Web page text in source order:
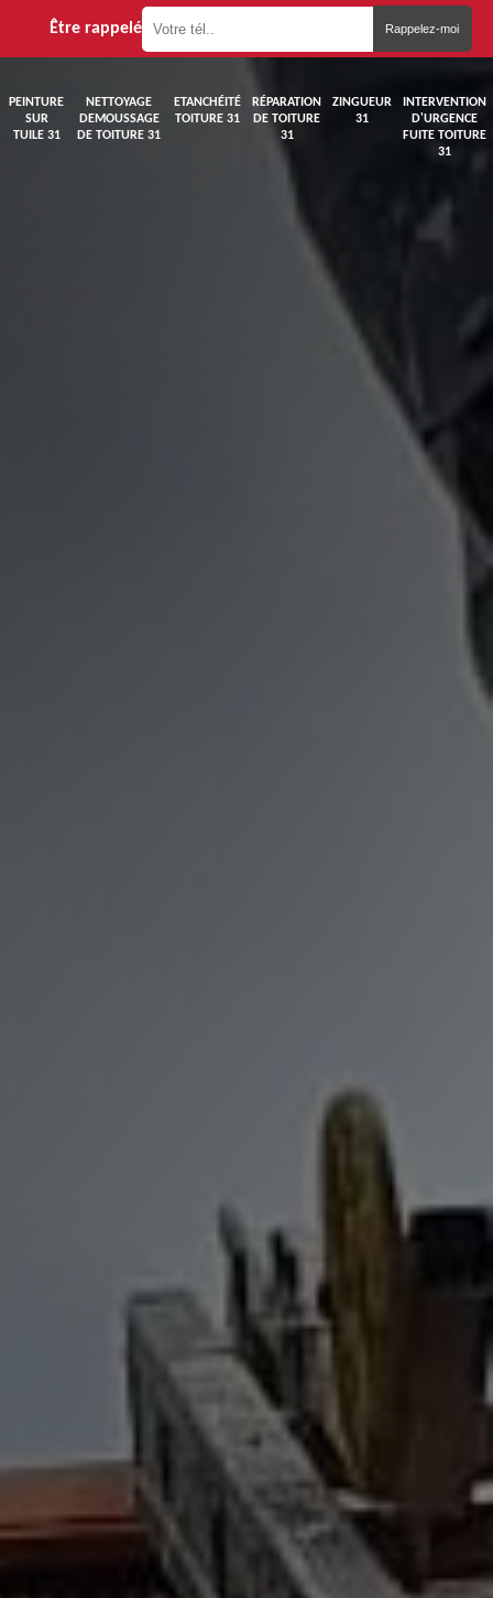
Être rappelé
PEINTURE
SUR
TUILE 31
NETTOYAGE
DEMOUSSAGE
DE TOITURE 31
ETANCHÉITÉ
TOITURE 31
RÉPARATION
DE TOITURE
31
ZINGUEUR
31
INTERVENTION
D'URGENCE
FUITE TOITURE
31